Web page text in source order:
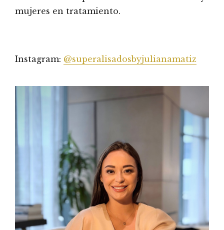
mujeres en tratamiento.
Instagram: @superalisadosbyjulianamatiz